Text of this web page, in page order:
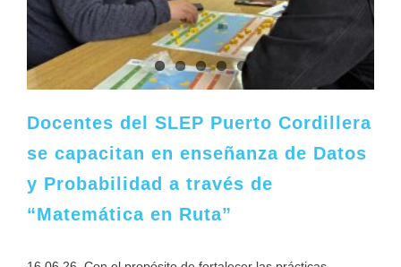
Docentes del SLEP Puerto Cordillera
se capacitan en enseñanza de Datos
y Probabilidad a través de
“Matemática en Ruta”